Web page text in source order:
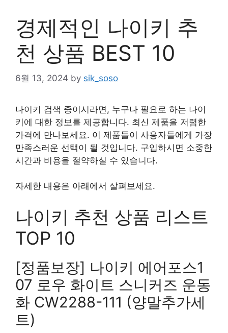
경제적인 나이키 추
천 상품 BEST 10
6월 13, 2024 by sik_soso
나이키 검색 중이시라면, 누구나 필요로 하는 나이
키에 대한 정보를 제공합니다. 최신 제품을 저렴한
가격에 만나보세요. 이 제품들이 사용자들에게 가장
만족스러운 선택이 될 것입니다. 구입하시면 소중한
시간과 비용을 절약하실 수 있습니다.
자세한 내용은 아래에서 살펴보세요.
나이키 추천 상품 리스트
TOP 10
[정품보장] 나이키 에어포스1
07 로우 화이트 스니커즈 운동
화 CW2288-111 (양말추가세
트)